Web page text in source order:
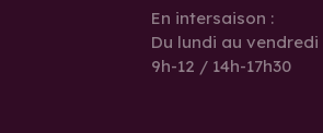
En intersaison :
Du lundi au vendredi
9h-12 / 14h-17h30